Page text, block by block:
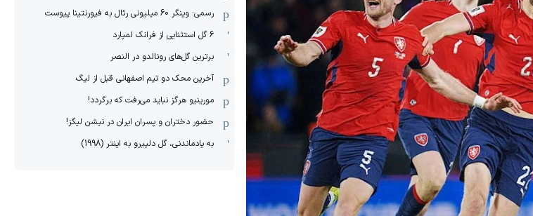
رسمی: وینگر 60 میلیونی رئال به فیورنتینا پیوست
6 گل استثنایی از فرانک لمپارد
برترین گل‌های رونالدو در النصر
آخرین محک دو تیم اصفهانی قبل از لیگ
مورینیو هرگز نباید می‌رفت که برگردد!
حضور دختران و پسران ایران در نیشن لیگز!
به یادماندنی، گل دلپیرو به اینتر (1998)